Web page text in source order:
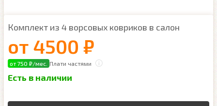
Комплект из 4 ворсовых ковриков в салон
от 4500 ₽
от 750 ₽/мес. Плати частями
Есть в наличии